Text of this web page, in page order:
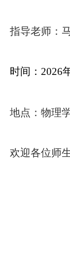
指导老师：
时间： 2026
地点：物理
欢迎各位师